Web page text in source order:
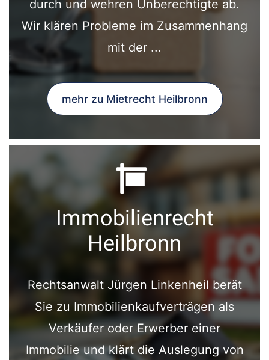
durch und wehren Unberechtigte ab.
Wir klären Probleme im Zusammenhang
mit der ...
mehr zu Mietrecht Heilbronn
Immobilienrecht
Heilbronn
Rechtsanwalt Jürgen Linkenheil berät
Sie zu Immobilienkaufverträgen als
Verkäufer oder Erwerber einer
Immobilie und klärt die Auslegung von